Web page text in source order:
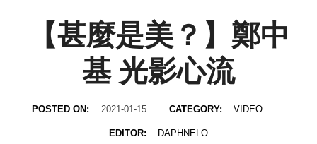
【甚麼是美？】鄭中
基 光影心流
POSTED ON: 2021-01-15 CATEGORY: VIDEO
EDITOR: DAPHNELO